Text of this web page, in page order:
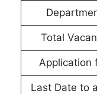
Total
Application
Last Date to